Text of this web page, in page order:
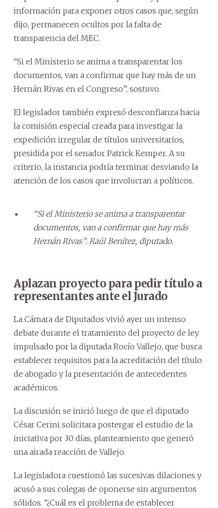
información para exponer otros casos que, según
dijo, permanecen ocultos por la falta de
transparencia del MEC.
“Si el Ministerio se anima a transparentar los
documentos, van a confirmar que hay más de un
Hernán Rivas en el Congreso”, sostuvo.
El legislador también expresó desconfianza hacia
la comisión especial creada para investigar la
expedición irregular de títulos universitarios,
presidida por el senador Patrick Kemper. A su
criterio, la instancia podría terminar desviando la
atención de los casos que involucran a políticos.
“Si el Ministerio se anima a transparentar
documentos, van a confirmar que hay más
Hernán Rivas”. Raúl Benítez, diputado.
Aplazan proyecto para pedir título a
representantes ante el Jurado
La Cámara de Diputados vivió ayer un intenso
debate durante el tratamiento del proyecto de ley
impulsado por la diputada Rocío Vallejo, que busca
establecer requisitos para la acreditación del título
de abogado y la presentación de antecedentes
académicos.
La discusión se inició luego de que el diputado
César Cerini solicitara postergar el estudio de la
iniciativa por 30 días, planteamiento que generó
una airada reacción de Vallejo.
La legisladora cuestionó las sucesivas dilaciones y
acusó a sus colegas de oponerse sin argumentos
sólidos. “¿Cuál es el problema de establecer